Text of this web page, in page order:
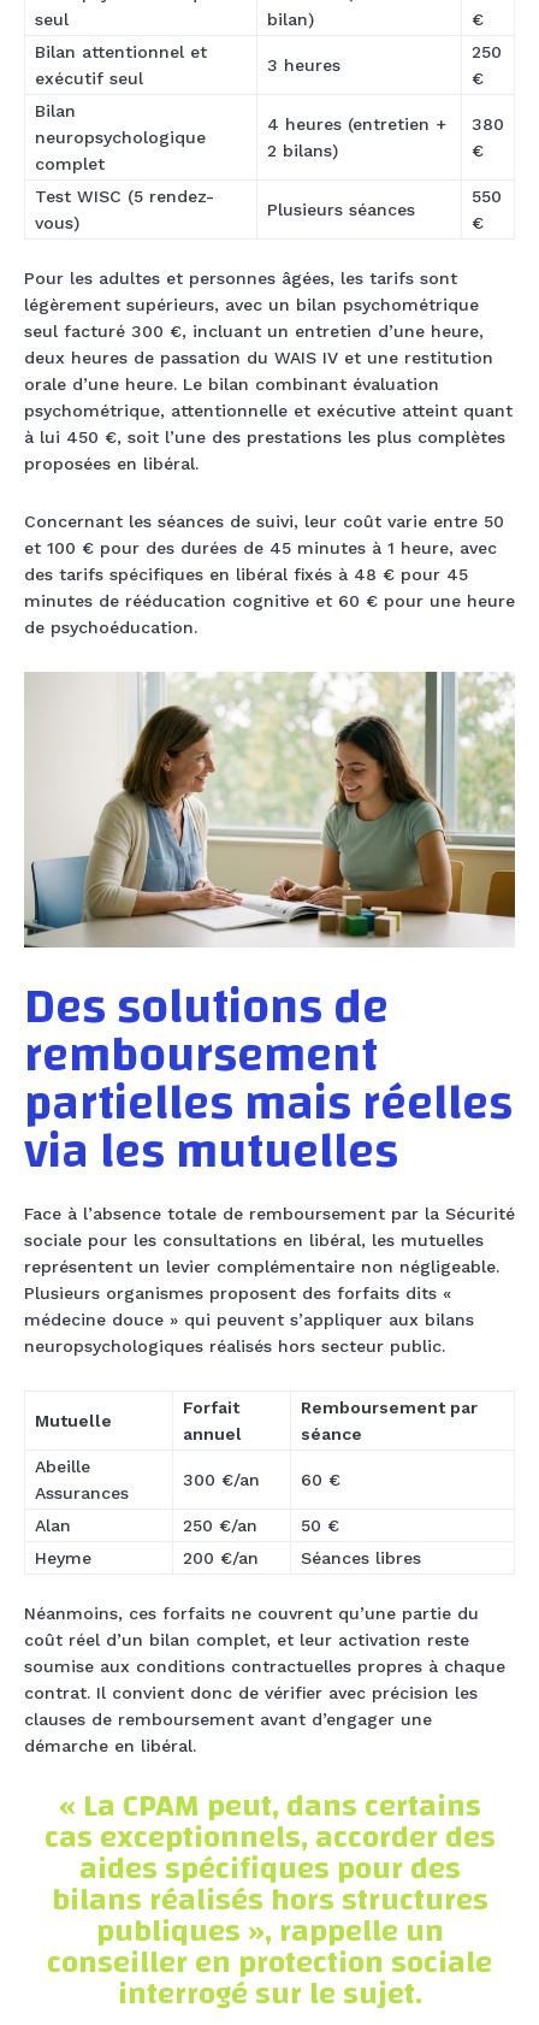
seul
bilan)
€
Bilan attentionnel et
exécutif seul
3 heures
250
€
Bilan
neuropsychologique
complet
4 heures (entretien +
2 bilans)
380
€
Test WISC (5 rendez-
vous)
Plusieurs séances
550
€
Pour les adultes et personnes âgées, les tarifs sont
légèrement supérieurs, avec un bilan psychométrique
seul facturé 300 €, incluant un entretien d’une heure,
deux heures de passation du WAIS IV et une restitution
orale d’une heure. Le bilan combinant évaluation
psychométrique, attentionnelle et exécutive atteint quant
à lui 450 €, soit l’une des prestations les plus complètes
proposées en libéral.
Concernant les séances de suivi, leur coût varie entre 50
et 100 € pour des durées de 45 minutes à 1 heure, avec
des tarifs spécifiques en libéral fixés à 48 € pour 45
minutes de rééducation cognitive et 60 € pour une heure
de psychoéducation.
Des solutions de
remboursement
partielles mais réelles
via les mutuelles
Face à l’absence totale de remboursement par la Sécurité
sociale pour les consultations en libéral, les mutuelles
représentent un levier complémentaire non négligeable.
Plusieurs organismes proposent des forfaits dits «
médecine douce » qui peuvent s’appliquer aux bilans
neuropsychologiques réalisés hors secteur public.
Mutuelle
Forfait
annuel
Remboursement par
séance
Abeille
Assurances
300 €/an 60 €
Alan 250 €/an
50 €
Heyme
200 €/an Séances libres
Néanmoins, ces forfaits ne couvrent qu’une partie du
coût réel d’un bilan complet, et leur activation reste
soumise aux conditions contractuelles propres à chaque
contrat. Il convient donc de vérifier avec précision les
clauses de remboursement avant d’engager une
démarche en libéral.
« La CPAM peut, dans certains
cas exceptionnels, accorder des
aides spécifiques pour des
bilans réalisés hors structures
publiques », rappelle un
conseiller en protection sociale
interrogé sur le sujet.